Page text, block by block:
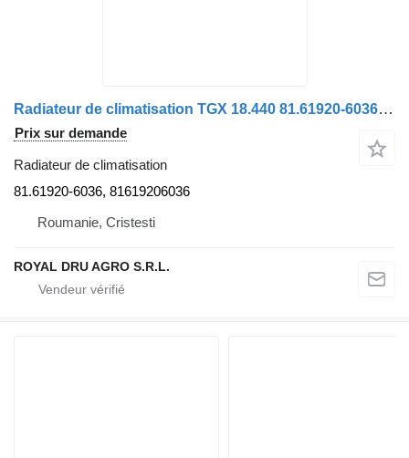
Radiateur de climatisation TGX 18.440 81.61920-6036 pour camion MAN
Prix sur demande
Radiateur de climatisation
81.61920-6036, 81619206036
Roumanie, Cristesti
ROYAL DRU AGRO S.R.L.